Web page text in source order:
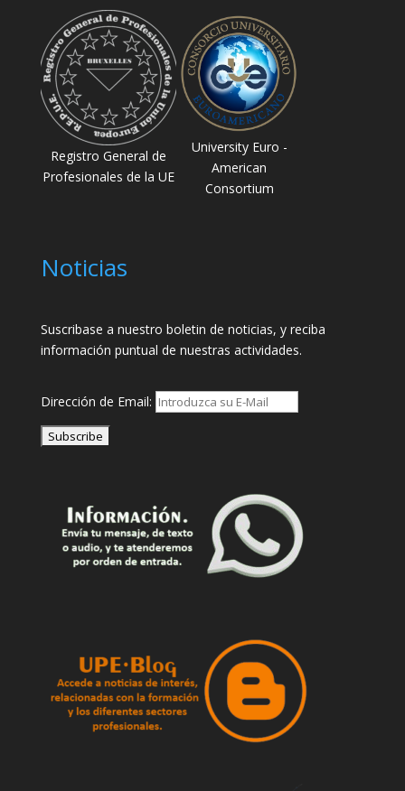
Registro General de
Profesionales de la UE
University Euro -
American
Consortium
Noticias
Suscribase a nuestro boletin de noticias, y reciba
información puntual de nuestras actividades.
Dirección de Email: